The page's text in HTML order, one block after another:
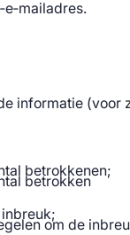
informatie (voor
betrokkenen;
betrokken
om de